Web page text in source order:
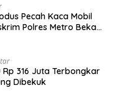
Pecah Kaca Mobil
Polres Metro Bekasi
Rp 316 Juta Terbongkar
Dibekuk